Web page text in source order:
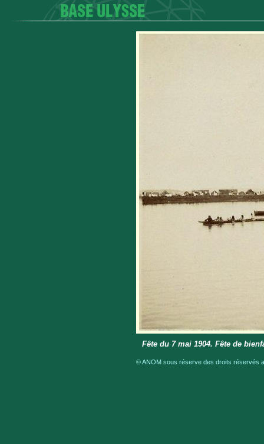
Fête du 7 mai 1904. Fête de
© ANOM sous réserve des droits réservés